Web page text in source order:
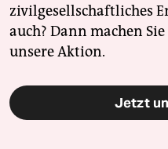
zivilgesellschaftliches
auch? Dann machen
unsere Aktion.
Jetzt